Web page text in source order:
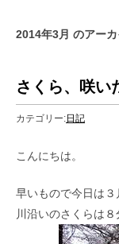
2014年3月 のアー
さくら、咲い
カテゴリー:日記
こんにちは。
早いもので今日は３
川沿いのさくらは８